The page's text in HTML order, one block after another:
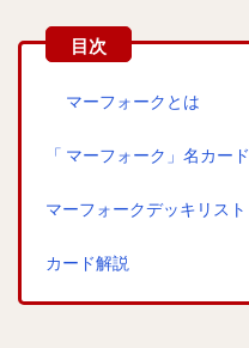
マーフォークとは
「 マーフォーク」名カード
マーフォークデッキリスト
カード解説